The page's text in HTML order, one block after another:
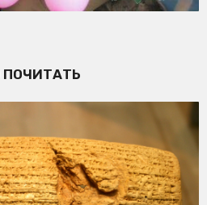
ПОЧИТАТЬ